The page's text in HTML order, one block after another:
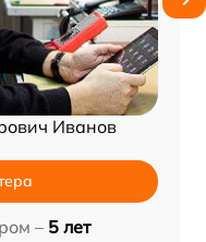
Иванов
– 5 лет